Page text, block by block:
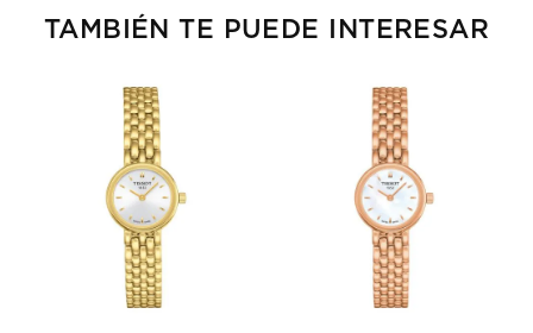
TAMBIÉN TE PUEDE INTERESAR